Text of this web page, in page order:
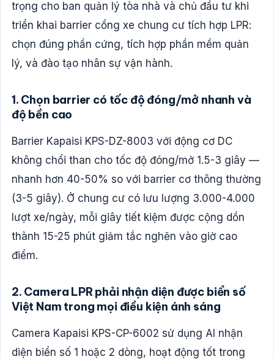
trọng cho ban quản lý tòa nhà và chủ đầu tư khi
triển khai barrier cổng xe chung cư tích hợp LPR:
chọn đúng phần cứng, tích hợp phần mềm quản
lý, và đào tạo nhân sự vận hành.
1. Chọn barrier có tốc độ đóng/mở nhanh và
độ bền cao
Barrier Kapaisi KPS-DZ-8003 với động cơ DC
không chổi than cho tốc độ đóng/mở 1.5-3 giây —
nhanh hơn 40-50% so với barrier cơ thông thường
(3-5 giây). Ở chung cư có lưu lượng 3.000-4.000
lượt xe/ngày, mỗi giây tiết kiệm được cộng dồn
thành 15-25 phút giảm tắc nghẽn vào giờ cao
điểm.
2. Camera LPR phải nhận diện được biển số
Việt Nam trong mọi điều kiện ánh sáng
Camera Kapaisi KPS-CP-6002 sử dụng AI nhận
diện biển số 1 hoặc 2 dòng, hoạt động tốt trong